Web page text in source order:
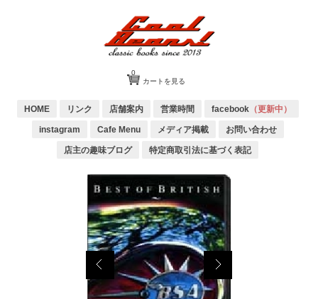
カートを見る
0
HOME リンク 店舗案内 営業時間 facebook（更新中）
instagram Cafe Menu メディア掲載 お問い合わせ
店主の趣味ブログ 特定商取引法に基づく表記